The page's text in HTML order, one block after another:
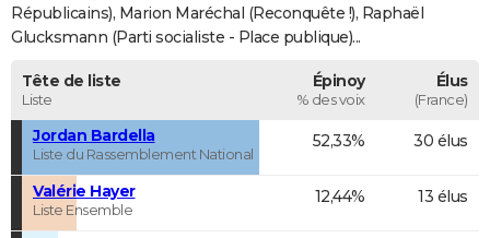
FORUM
Républicains), Marion Maréchal (Reconquête !), Raphaël
Glucksmann (Parti socialiste - Place publique)...
Tête de liste
Liste
Épinoy
% des voix
Élus
(France)
Jordan Bardella
Liste du Rassemblement National
52,33% 30 élus
Valérie Hayer
Liste Ensemble
12,44% 13 élus